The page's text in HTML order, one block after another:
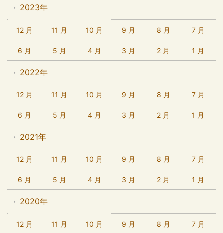
2023年
12 月 11 月 10 月 9 月 8 月 7 月
6 月 5 月 4 月 3 月 2 月 1 月
2022年
12 月 11 月 10 月 9 月 8 月 7 月
6 月 5 月 4 月 3 月 2 月 1 月
2021年
12 月 11 月 10 月 9 月 8 月 7 月
6 月 5 月 4 月 3 月 2 月 1 月
2020年
12 月 11 月 10 月 9 月 8 月 7 月